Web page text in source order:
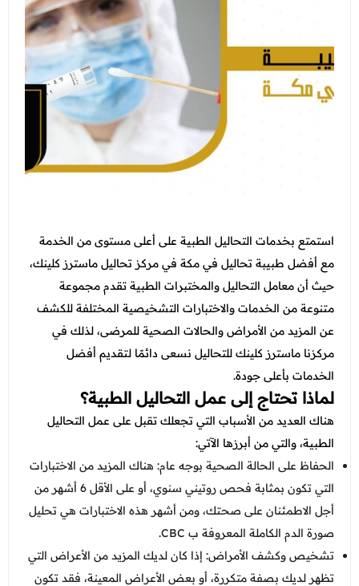
الطائف - شارع قريش
النساء والتوليد والتجميل النسائي
الطب العام و طب الطواري
الطب الاتصالي و الطب المنزلي
الاطفال
خدمات المختبر
الاشعة
عروض الجلدية والتجميل
عرض الكل
عروض الفيلر و البوتكس
عروض الصيف المميزة
عروض البيكو واي
عروض العناية بالبشرة
عروض العناية بالشعر
عروض الرجال
عروض زوايا مكة
عروض النساء والتوليد والتجميل النسائي
عروض الطب العام
عرض الكل
فحوصات العمالة الوافدة
عروض جراحات التجميل
عروض قسم الطوارئ
عروض المختبر
عروض الاشعة
عروض الباطنة
عروض العظام
عروض الانف والاذن والحنجرة
اتصل بنا
المدونة
استمتع بخدمات التحاليل الطبية على أعلى مستوى من الخدمة
مع أفضل طبيبة تحاليل في مكة في مركز تحاليل ماسترز كلينك،
حيث أن معامل التحاليل والمختبرات الطبية تقدم مجموعة
متنوعة من الخدمات والاختبارات التشخيصية المختلفة للكشف
عن المزيد من الأمراض والحالات الصحية للمرضى، لذلك في
مركزنا ماسترز كلينك للتحاليل نسعى دائمًا لتقديم أفضل
الخدمات بأعلى جودة.
لماذا تحتاج إلى عمل التحاليل الطبية؟
هناك العديد من الأسباب التي تجعلك تقبل على عمل التحاليل
الطبية، والتي من أبرزها الآتي:
الحفاظ على الحالة الصحية بوجه عام: هناك المزيد من الاختبارات
التي تكون بمثابة فحص روتيني سنوي، أو على الأقل 6 أشهر من
أجل الاطمئنان على صحتك، ومن أشهر هذه الاختبارات هي تحليل
صورة الدم الكاملة المعروفة ب CBC.
تشخيص وكشف الأمراض: إذا كان لديك المزيد من الأعراض التي
تظهر لديك بصفة متكررة، أو بعض الأعراض المعينة، فقد تكون